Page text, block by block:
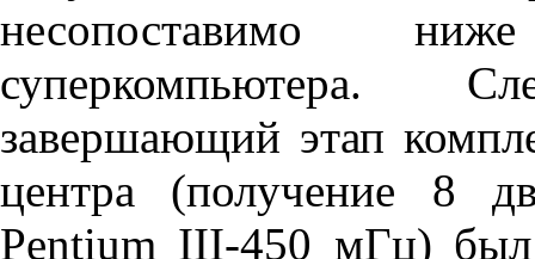
несопоставимо
суперкомпьютера.
завершающий этап
центра (получение 8
Pentium III-450 мГц) был